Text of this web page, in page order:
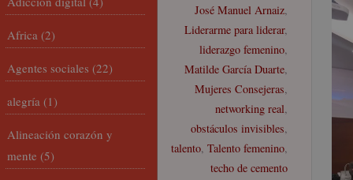
José Manuel Arnaiz,
Liderarme para liderar,
liderazgo femenino,
Matilde García Duarte,
Mujeres Consejeras,
networking real,
obstáculos invisibles,
talento, Talento femenino,
techo de cemento
Africa (2)
Agentes sociales (22)
alegría (1)
Alineación corazón y
mente (5)